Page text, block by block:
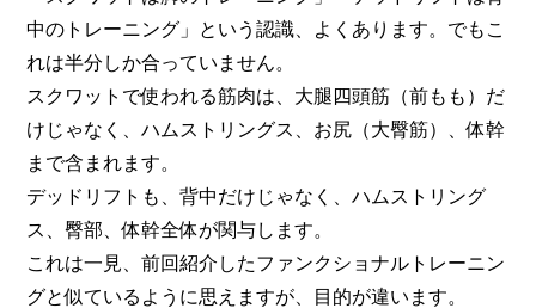
中のトレーニング」という認識、よくあります。でもこ
れは半分しか合っていません。
スクワットで使われる筋肉は、大腿四頭筋（前もも）だ
けじゃなく、ハムストリングス、お尻（大臀筋）、体幹
まで含まれます。
デッドリフトも、背中だけじゃなく、ハムストリング
ス、臀部、体幹全体が関与します。
これは一見、前回紹介したファンクショナルトレーニン
グと似ているように思えますが、目的が違います。